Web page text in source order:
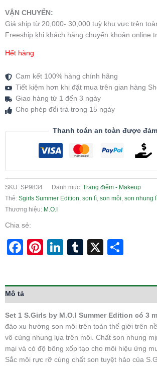
VẬN CHUYỂN:
Giá ship từ 20,000- 30,000 tuỳ khu vực trên
Freeship khi khách hàng chuyển khoản online
Hết hàng
Cam kết 100% hàng chính hãng
Tiết kiệm hơn khi đặt mua trên gian hàng
Giao hàng từ 1 đến 3 ngày
Cho phép đổi trả trong 15 ngày
Thanh toán an toàn được
SKU: SP9834 Danh mục: Trang điểm - Makeup
Thẻ: Sgirls Summer Edition son lì son môi son nhung
Thương hiệu: M.O.I
Chia sẻ:
Facebook
Pinterest
LinkedIn
Tumblr
X
Mô tả
Set 1 S.Girls by M.O.I Summer Edition có 3
đảo xu hướng son môi trên toàn thế giới trên
vô cùng nhung lụa trên môi. Chất son nhung
mại và có độ bông xốp tạo cho môi hiệu ứng
Sắc môi rực rỡ cùng chất son tuyệt hảo của